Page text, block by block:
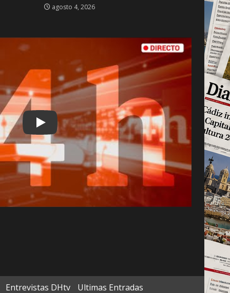
agosto 4, 2026
Play
Entrevistas DHtv Ultimas Entradas